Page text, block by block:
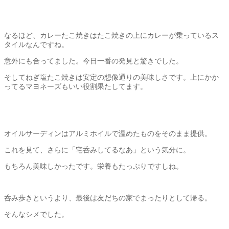
なるほど、カレーたこ焼きはたこ焼きの上にカレーが乗っているス
タイルなんですね。
意外にも合ってました。今日一番の発見と驚きでした。
そしてねぎ塩たこ焼きは安定の想像通りの美味しさです。上にかか
ってるマヨネーズもいい役割果たしてます。
オイルサーディンはアルミホイルで温めたものをそのまま提供。
これを見て、さらに「宅呑みしてるなあ」という気分に。
もちろん美味しかったです。栄養もたっぷりですしね。
呑み歩きというより、最後は友だちの家でまったりとして帰る。
そんなシメでした。